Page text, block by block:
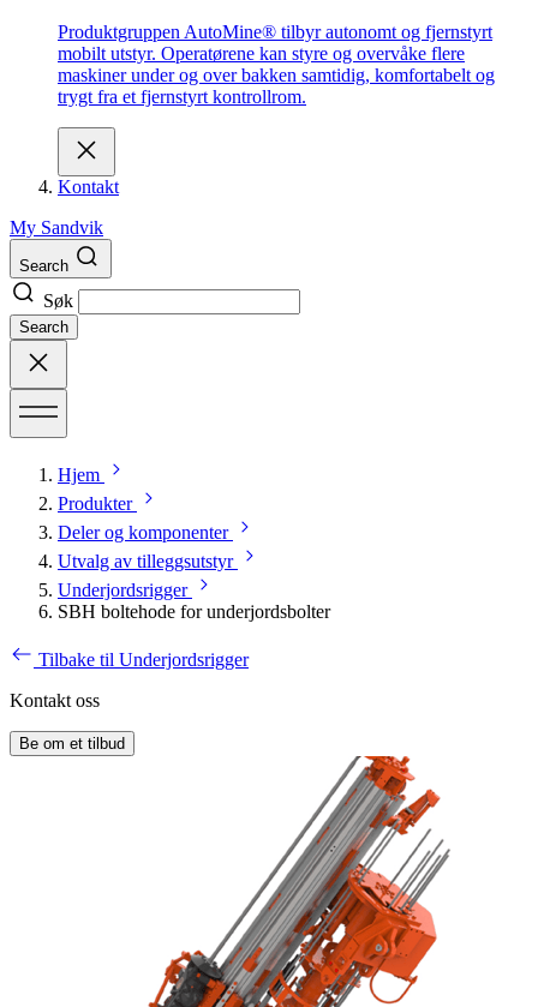
Produktgruppen AutoMine® tilbyr autonomt og fjernstyrt
mobilt utstyr. Operatørene kan styre og overvåke flere
maskiner under og over bakken samtidig, komfortabelt og
trygt fra et fjernstyrt kontrollrom.
Kontakt
My Sandvik
Search
Søk
Search
Hjem
Produkter
Deler og komponenter
Utvalg av tilleggsutstyr
Underjordsrigger
SBH boltehode for underjordsbolter
Tilbake til Underjordsrigger
Kontakt oss
Be om et tilbud